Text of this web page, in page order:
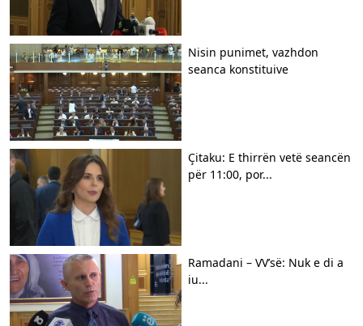
Nisin punimet, vazhdon
seanca konstituive
Çitaku: E thirrën vetë seancën
për 11:00, por...
Ramadani – VV’së: Nuk e di a
iu...